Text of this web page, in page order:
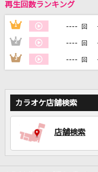
再生回数ランキング
1 ---- 回
2 ---- 回
3 ---- 回
カラオケ店舗検索
店舗検索